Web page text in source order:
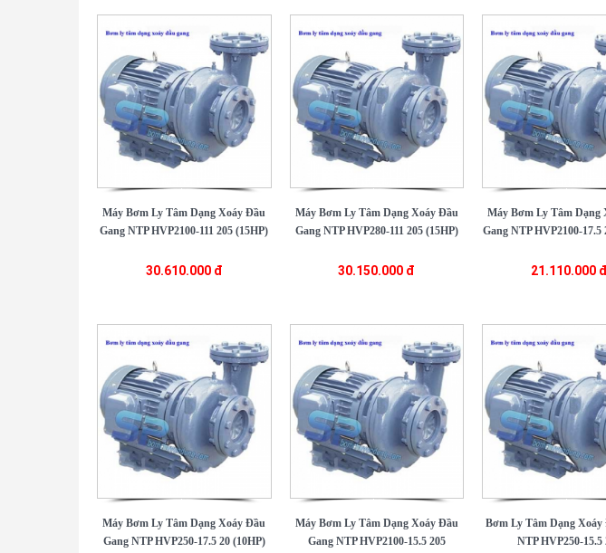
Máy Bơm Ly Tâm Dạng Xoáy Đầu
Gang NTP HVP2100-111 205 (15HP)
30.610.000 đ
Máy Bơm Ly Tâm Dạng Xoáy Đầu
Gang NTP HVP280-111 205 (15HP)
30.150.000 đ
Máy Bơm Ly Tâm Dạng
Gang NTP HVP2100-17.5
21.110.000 đ
Máy Bơm Ly Tâm Dạng Xoáy Đầu
Gang NTP HVP250-17.5 20 (10HP)
Máy Bơm Ly Tâm Dạng Xoáy Đầu
Gang NTP HVP2100-15.5 205
Bơm Ly Tâm Dạng Xoáy
NTP HVP250-15.5